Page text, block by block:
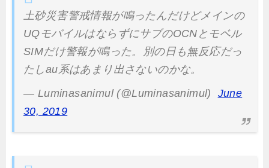
土砂災害警戒情報が鳴ったんだけどメインの
UQモバイルはならずにサブのOCNとモベル
SIMだけ警報が鳴った。別の日も無反応だっ
たしau系はあまり出さないのかな。
— Luminasanimul (@Luminasanimul)
June
30, 2019